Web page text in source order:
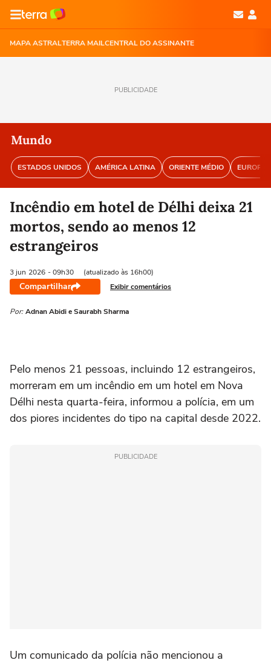
MAPA ASTRALTERRA MAILCENTRAL DO ASSINANTE
PUBLICIDADE
Mundo
ESTADOS UNIDOS AMÉRICA LATINA ORIENTE MÉDIO EUROPA
Incêndio em hotel de Délhi deixa 21
mortos, sendo ao menos 12
estrangeiros
3 jun 2026 - 09h30 (atualizado às 16h00)
Compartilhar Exibir comentários
Por: Adnan Abidi e Saurabh Sharma
Pelo ‌menos 21 pessoas, incluindo 12 estrangeiros,
morreram em um incêndio em um hotel em Nova
Délhi nesta quarta-feira, informou a polícia, em um
dos piores incidentes do tipo na capital desde 2022.
PUBLICIDADE
Um comunicado da polícia não mencionou a